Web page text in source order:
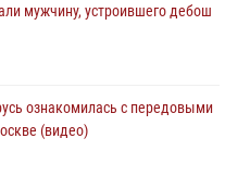
мужчину, устроившего дебош
ознакомилась с передовыми
(видео)